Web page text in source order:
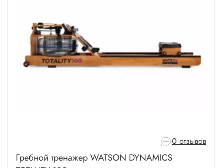
0 отзывов
Гребной тренажер WATSON DYNAMICS